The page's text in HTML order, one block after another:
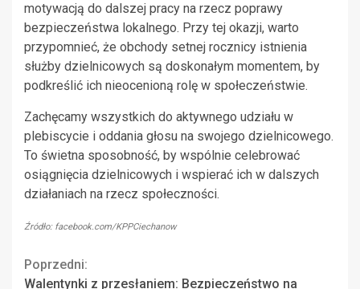
motywacją do dalszej pracy na rzecz poprawy
bezpieczeństwa lokalnego. Przy tej okazji, warto
przypomnieć, że obchody setnej rocznicy istnienia
służby dzielnicowych są doskonałym momentem, by
podkreślić ich nieocenioną rolę w społeczeństwie.
Zachęcamy wszystkich do aktywnego udziału w
plebiscycie i oddania głosu na swojego dzielnicowego.
To świetna sposobność, by wspólnie celebrować
osiągnięcia dzielnicowych i wspierać ich w dalszych
działaniach na rzecz społeczności.
Źródło: facebook.com/KPPCiechanow
Continue
Poprzedni:
Walentynki z przesłaniem: Bezpieczeństwo na